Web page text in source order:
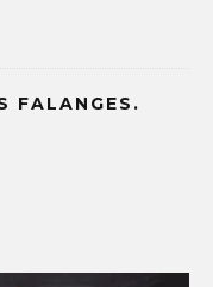
FALANGES.